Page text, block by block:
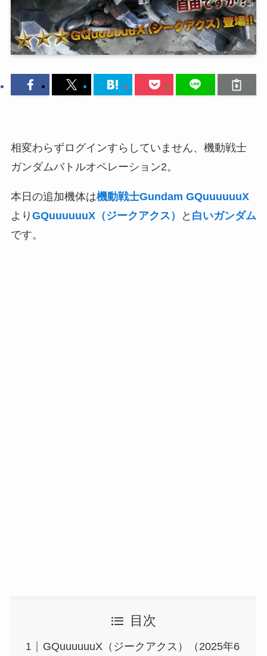
相変わらずログインすらしていません、機動戦士
ガンダムバトルオペレーション2。
本日の追加機体は機動戦士Gundam GQuuuuuuX
より GQuuuuuuX（ジークアクス） と 白いガンダム
です。
目次
GQuuuuuuX（ジークアクス）（2025年6